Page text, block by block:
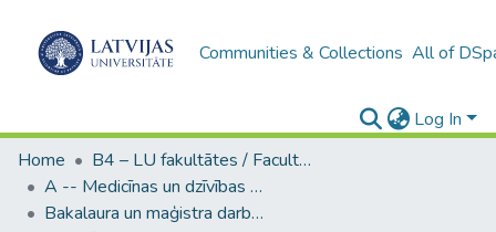
Communities & Collections All of
Log In
Home
B4 – LU fakultātes / Faculties of the UL
A -- Medicīnas un dzīvības zinātņu fakultāte / Faculty of Medicine and Life Sciences
Bakalaura un maģistra darbi (MDZF) / Bachelor's and Master's theses